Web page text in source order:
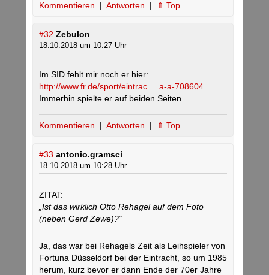
Kommentieren | Antworten | ⇑ Top
#32 Zebulon
18.10.2018 um 10:27 Uhr
Im SID fehlt mir noch er hier:
http://www.fr.de/sport/eintrac.....a-a-708604
Immerhin spielte er auf beiden Seiten
Kommentieren | Antworten | ⇑ Top
#33 antonio.gramsci
18.10.2018 um 10:28 Uhr
ZITAT:
„Ist das wirklich Otto Rehagel auf dem Foto
(neben Gerd Zewe)?“
Ja, das war bei Rehagels Zeit als Leihspieler von
Fortuna Düsseldorf bei der Eintracht, so um 1985
herum, kurz bevor er dann Ende der 70er Jahre